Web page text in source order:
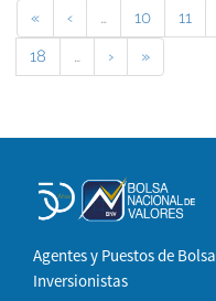
« ‹ … 10 11
18
… › »
Agentes y Puestos de Bolsa
Inversionistas